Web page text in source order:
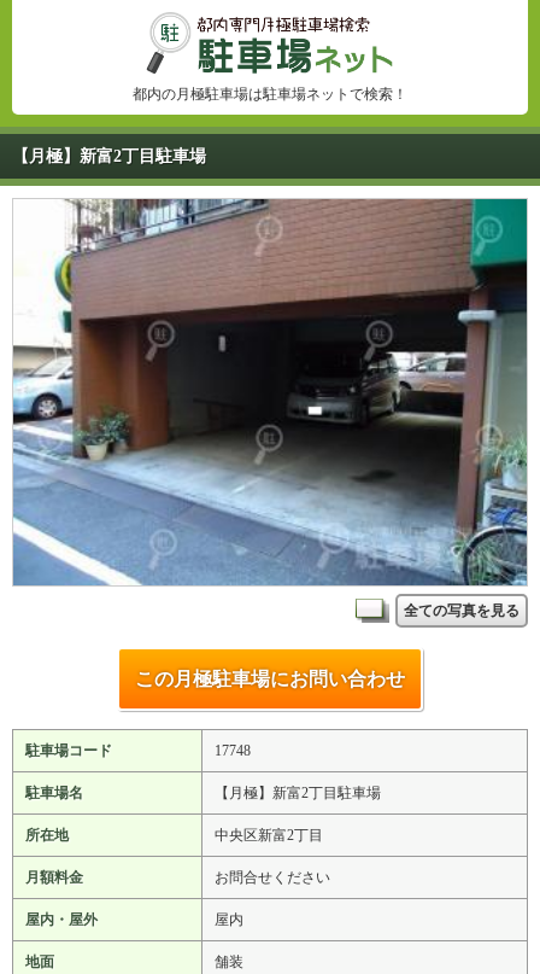
都内の月極駐車場は駐車場ネットで検索！
【月極】新富2丁目駐車場
全ての写真を見る
この月極駐車場にお問い合わせ
駐車場コード 17748
駐車場名 【月極】新富2丁目駐車場
所在地 中央区新富2丁目
月額料金 お問合せください
屋内・屋外 屋内
地面 舗装